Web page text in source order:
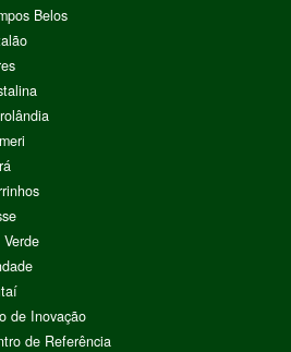
Belos
de Inovação
de Referência